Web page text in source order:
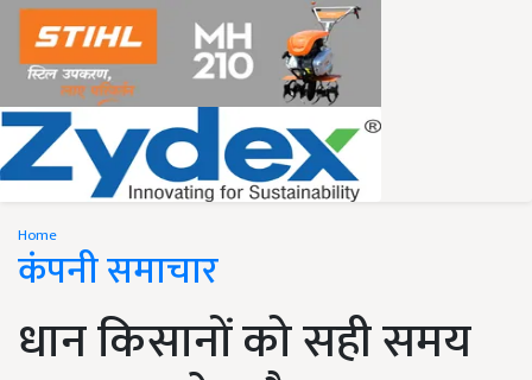
Home
कंपनी समाचार
धान किसानों को सही समय